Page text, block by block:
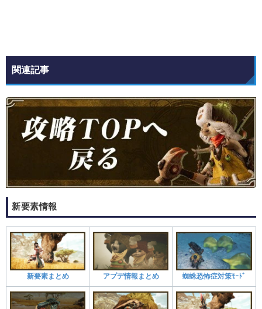
関連記事
新要素情報
新要素まとめ アプデ情報まとめ 蜘蛛恐怖症対策ﾓｰﾄﾞ